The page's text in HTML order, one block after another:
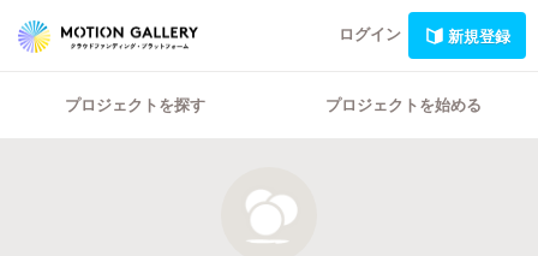
ログイン 新規登録
プロジェクトを探す プロジェクトを始める